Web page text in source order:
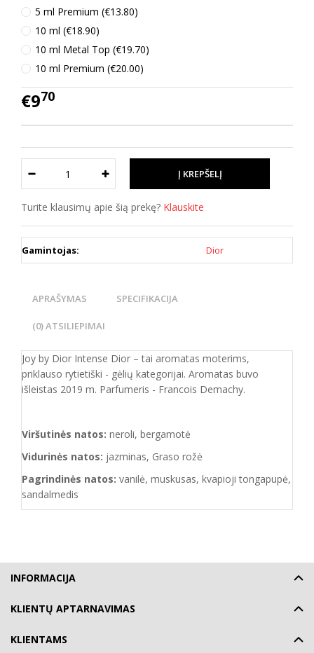
5 ml Premium (€13.80)
10 ml (€18.90)
10 ml Metal Top (€19.70)
10 ml Premium (€20.00)
€970
Turite klausimų apie šią prekę? Klauskite
Gamintojas: Dior
APRAŠYMAS SPECIFIKACIJA
(0) ATSILIEPIMAI
Joy by Dior Intense Dior – tai aromatas moterims,
priklauso rytietiški - gėlių kategorijai. Aromatas buvo
išleistas 2019 m. Parfumeris - Francois Demachy.
Viršutinės natos: neroli, bergamotė
Vidurinės natos: jazminas, Graso rožė
Pagrindinės natos: vanilė, muskusas, kvapioji tongapupė,
sandalmedis
INFORMACIJA
KLIENTŲ APTARNAVIMAS
KLIENTAMS